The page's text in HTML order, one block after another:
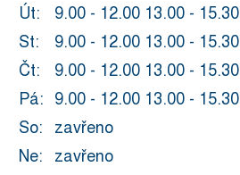
Út:
9.00 - 12.00 13.00 - 15.30
St:
9.00 - 12.00 13.00 - 15.30
Čt:
9.00 - 12.00 13.00 - 15.30
Pá: 9.00 - 12.00 13.00 - 15.30
So: zavřeno
Ne: zavřeno